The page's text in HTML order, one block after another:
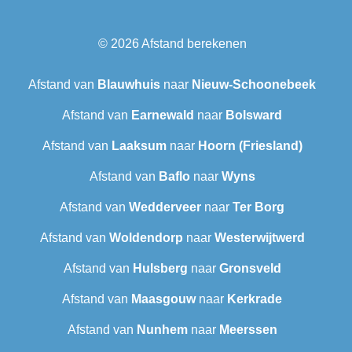
© 2026Afstand berekenen
Afstand van Blauwhuis naar Nieuw-Schoonebeek
Afstand van Earnewald naar Bolsward‎
Afstand van Laaksumnaar Hoorn (Friesland)
Afstand van Baflo naar Wyns
Afstand van Wedderveer naar Ter Borg
Afstand van Woldendorp naar Westerwijtwerd
Afstand van Hulsberg naar Gronsveld
Afstand van Maasgouwnaar Kerkrade
Afstand van Nunhemnaar Meerssen